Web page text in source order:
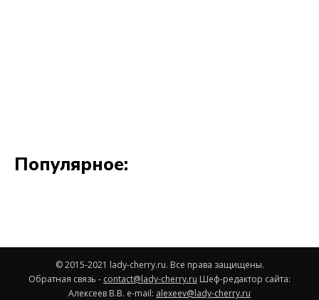
© 2015-2021 lady-cherry.ru. Все права защищены.
Обратная связь - contact@lady-cherry.ru Шеф-редактор сайта:
Алексеев В.В. e-mail: alexeev@lady-cherry.ru